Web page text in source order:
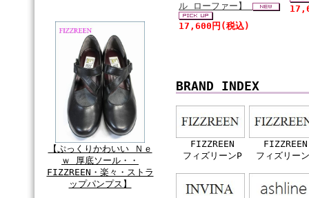
【ぷっくりかわいい Ｎｅ
ｗ 厚底ソール・・
FIZZREEN・楽々・ストラ
ップパンプス】
ル ローファー】
17,600円(税込)
BRAND INDEX
FIZZREEN
フィズリーンP
FIZZREEN
フィズリー